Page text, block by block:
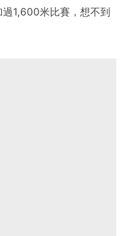
1,600米比賽，想不到